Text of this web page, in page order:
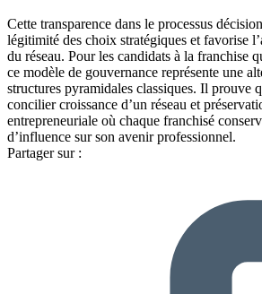
Cette transparence dans le processus
légitimité des choix stratégiques et favorise
du réseau. Pour les candidats à la franchise
ce modèle de gouvernance représente une
structures pyramidales classiques. Il prouve
concilier croissance d’un réseau et
entrepreneuriale où chaque franchisé
d’influence sur son avenir professionnel.
Partager sur :